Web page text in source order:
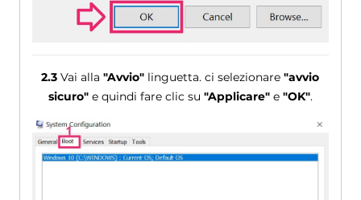
2.3 Vai alla"Avvio" linguetta. ci selezionare"avvio
sicuro"e quindi fare clic su "Applicare"e "OK".